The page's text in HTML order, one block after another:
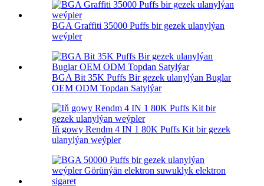
BGA Graffiti 35000 Puffs bir gezek ulanylýan
weýpler
BGA Bit 35K Puffs Bir gezek ulanylýan Buglar
OEM ODM Topdan Satylýar
Iň gowy Rendm 4 IN 1 80K Puffs Kit bir gezek
ulanylýan weýpler